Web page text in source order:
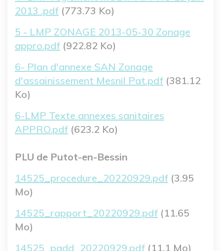
2013 .pdf (773.73 Ko)
Fichier
5 - LMP ZONAGE 2013-05-30 Zonage
appro.pdf (922.82 Ko)
Fichier
6- Plan d'annexe SAN Zonage
d'assainissement Mesnil Pat.pdf (381.12
Ko)
Fichier
6-LMP Texte annexes sanitaires
APPRO.pdf (623.2 Ko)
PLU de Putot-en-Bessin
Fichier
14525_procedure_20220929.pdf (3.95
Mo)
Fichier
14525_rapport_20220929.pdf (11.65
Mo)
Fichier
14525_padd_20220929.pdf (11.1 Mo)